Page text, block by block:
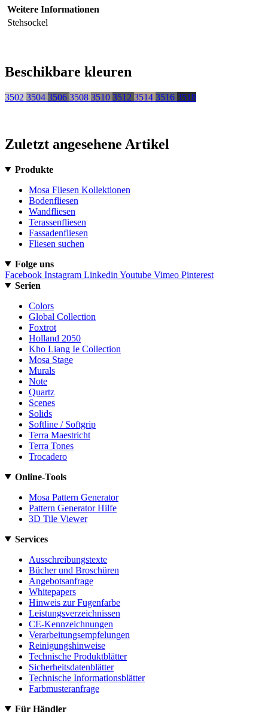
Weitere Informationen
Stehsockel
Beschikbare kleuren
3502 3504 3506 3508 3510 3512 3514 3516 3518
Zuletzt angesehene Artikel
Produkte
Mosa Fliesen Kollektionen
Bodenfliesen
Wandfliesen
Terassenfliesen
Fassadenfliesen
Fliesen suchen
Folge uns
Facebook Instagram Linkedin Youtube Vimeo Pinterest
Serien
Colors
Global Collection
Foxtrot
Holland 2050
Kho Liang Ie Collection
Mosa Stage
Murals
Note
Quartz
Scenes
Solids
Softline / Softgrip
Terra Maestricht
Terra Tones
Trocadero
Online-Tools
Mosa Pattern Generator
Pattern Generator Hilfe
3D Tile Viewer
Services
Ausschreibungstexte
Bücher und Broschüren
Angebotsanfrage
Whitepapers
Hinweis zur Fugenfarbe
Leistungsverzeichnissen
CE-Kennzeichnungen
Verarbeitungsempfelungen
Reinigungshinweise
Technische Produktblätter
Sicherheitsdatenblätter
Technische Informationsblätter
Farbmusteranfrage
Für Händler